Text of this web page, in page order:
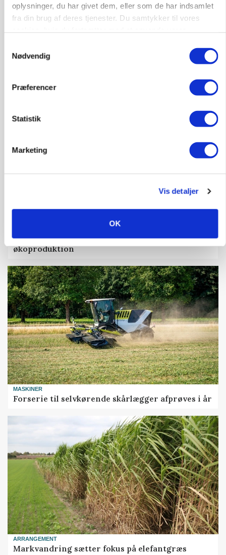
oplysninger, du har givet dem, eller som de har indsamlet
fra din brug af deres tjenester. Du samtykker til vores
Nødvendig
Præferencer
Statistik
Marketing
Vis detaljer
OK
Annonce
ULVE
Ulven stod på foderbordet
Det er en uskik at udlægge et røgslør om
økoproduktion
MASKINER
Forserie til selvkørende skårlægger afprøves i år
ARRANGEMENT
Markvandring sætter fokus på elefantgræs